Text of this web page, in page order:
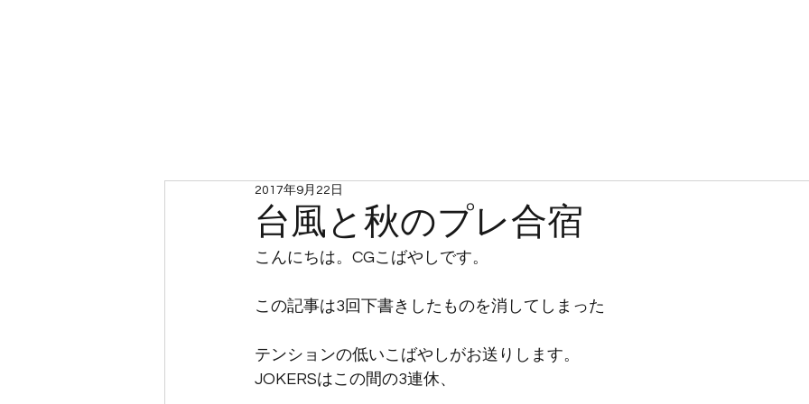
台風と秋のプレ合宿
2017年9月22日
こんにちは。CGこばやしです。
この記事は3回下書きしたものを消してしまった
テンションの低いこばやしがお送りします。
JOKERSはこの間の3連休、